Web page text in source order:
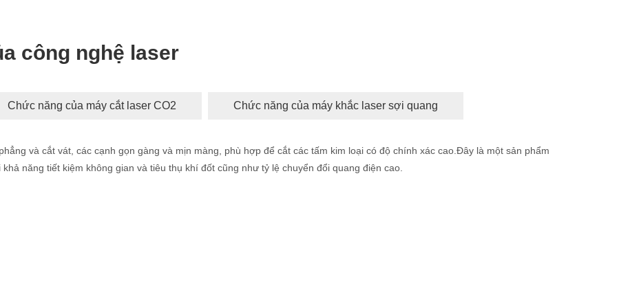
công nghệ laser
Chức năng của máy cắt laser CO2 Chức năng của máy khắc laser sợi quang
và cắt vát, các cạnh gọn gàng và mịn màng, phù hợp để cắt các tấm kim loại có độ chính xác cao.Đây là một sản phẩm
năng tiết kiệm không gian và tiêu thụ khí đốt cũng như tỷ lệ chuyển đổi quang điện cao.